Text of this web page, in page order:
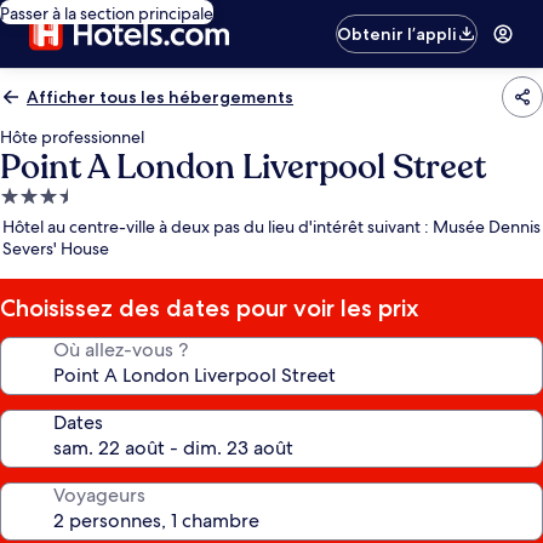
Passer à la section principale
Obtenir l’appli
Afficher tous les hébergements
Hôte professionnel
Point A London Liverpool Street
Hébergement
3.5 étoiles
Hôtel au centre-ville à deux pas du lieu d'intérêt suivant : Musée Dennis
Severs' House
Choisissez des dates pour voir les prix
Où allez-vous ?
Dates
Voyageurs